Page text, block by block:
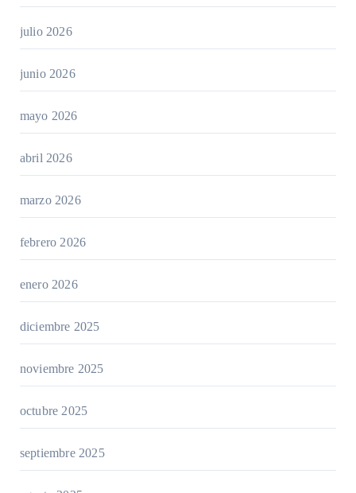
julio 2026
junio 2026
mayo 2026
abril 2026
marzo 2026
febrero 2026
enero 2026
diciembre 2025
noviembre 2025
octubre 2025
septiembre 2025